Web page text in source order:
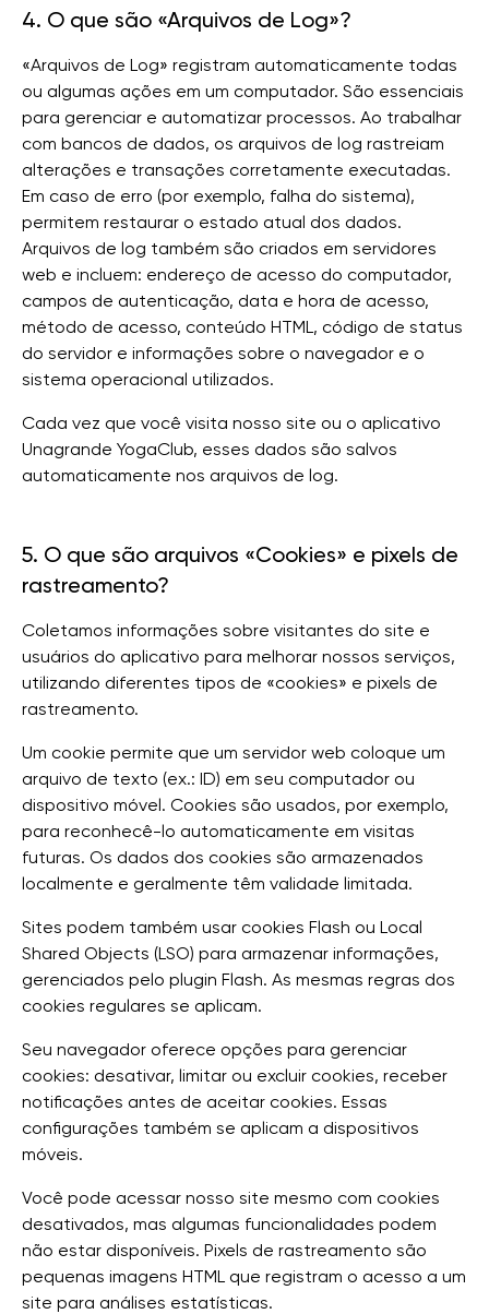
4. O que são «Arquivos de Log»?
«Arquivos de Log» registram automaticamente todas
ou algumas ações em um computador. São essenciais
para gerenciar e automatizar processos. Ao trabalhar
com bancos de dados, os arquivos de log rastreiam
alterações e transações corretamente executadas.
Em caso de erro (por exemplo, falha do sistema),
permitem restaurar o estado atual dos dados.
Arquivos de log também são criados em servidores
web e incluem: endereço de acesso do computador,
campos de autenticação, data e hora de acesso,
método de acesso, conteúdo HTML, código de status
do servidor e informações sobre o navegador e o
sistema operacional utilizados.
Cada vez que você visita nosso site ou o aplicativo
Unagrande YogaClub, esses dados são salvos
automaticamente nos arquivos de log.
5. O que são arquivos «Cookies» e pixels de
rastreamento?
Coletamos informações sobre visitantes do site e
usuários do aplicativo para melhorar nossos serviços,
utilizando diferentes tipos de «cookies» e pixels de
rastreamento.
Um cookie permite que um servidor web coloque um
arquivo de texto (ex.: ID) em seu computador ou
dispositivo móvel. Cookies são usados, por exemplo,
para reconhecê-lo automaticamente em visitas
futuras. Os dados dos cookies são armazenados
localmente e geralmente têm validade limitada.
Sites podem também usar cookies Flash ou Local
Shared Objects (LSO) para armazenar informações,
gerenciados pelo plugin Flash. As mesmas regras dos
cookies regulares se aplicam.
Seu navegador oferece opções para gerenciar
cookies: desativar, limitar ou excluir cookies, receber
notificações antes de aceitar cookies. Essas
configurações também se aplicam a dispositivos
móveis.
Você pode acessar nosso site mesmo com cookies
desativados, mas algumas funcionalidades podem
não estar disponíveis. Pixels de rastreamento são
pequenas imagens HTML que registram o acesso a um
site para análises estatísticas.